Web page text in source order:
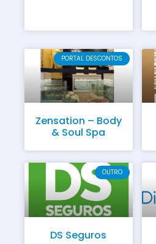
PORTAL DESCONTOS
Zensation – Body
& Soul Spa
OUTRO
DS Seguros